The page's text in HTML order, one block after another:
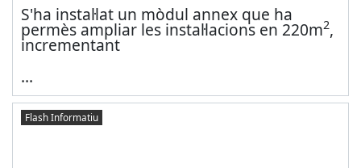
S'ha instal·lat un mòdul annex que ha
permès ampliar les instal·lacions en 220m2,
incrementant
...
Flash Informatiu